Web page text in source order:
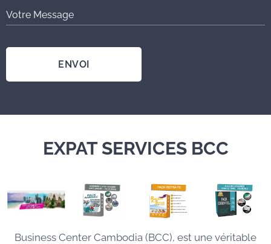
Votre Message
ENVOI
EXPAT SERVICES BCC
Business Center Cambodia (BCC), est une véritable